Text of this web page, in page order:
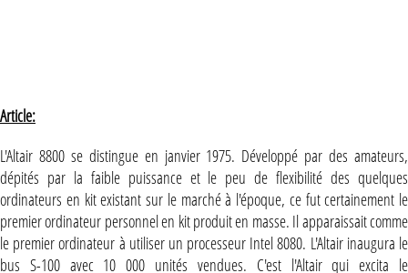
Article:
L'Altair 8800 se distingue en janvier 1975. Développé par des amateurs,
dépités par la faible puissance et le peu de flexibilité des quelques
ordinateurs en kit existant sur le marché à l'époque, ce fut certainement le
premier ordinateur personnel en kit produit en masse. Il apparaissait comme
le premier ordinateur à utiliser un processeur Intel 8080. L'Altair inaugura le
bus S-100 avec 10 000 unités vendues. C'est l'Altair qui excita le